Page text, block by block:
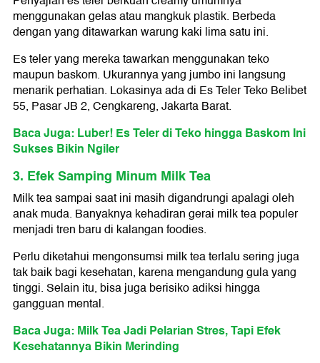
menggunakan gelas atau mangkuk plastik. Berbeda
dengan yang ditawarkan warung kaki lima satu ini.
Es teler yang mereka tawarkan menggunakan teko
maupun baskom. Ukurannya yang jumbo ini langsung
menarik perhatian. Lokasinya ada di Es Teler Teko Belibet
55, Pasar JB 2, Cengkareng, Jakarta Barat.
Baca Juga: Luber! Es Teler di Teko hingga Baskom Ini
Sukses Bikin Ngiler
3. Efek Samping Minum Milk Tea
Milk tea sampai saat ini masih digandrungi apalagi oleh
anak muda. Banyaknya kehadiran gerai milk tea populer
menjadi tren baru di kalangan foodies.
Perlu diketahui mengonsumsi milk tea terlalu sering juga
tak baik bagi kesehatan, karena mengandung gula yang
tinggi. Selain itu, bisa juga berisiko adiksi hingga
gangguan mental.
Baca Juga: Milk Tea Jadi Pelarian Stres, Tapi Efek
Kesehatannya Bikin Merinding